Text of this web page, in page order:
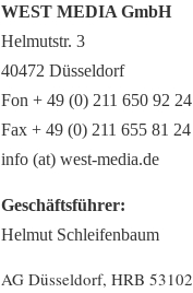
WEST MEDIA GmbH
Helmutstr. 3
40472 Düsseldorf
Fon + 49 (0) 211 650 92 24
Fax + 49 (0) 211 655 81 24
info (at) west-media.de
Geschäftsführer:
Helmut Schleifenbaum
AG Düsseldorf, HRB 53102